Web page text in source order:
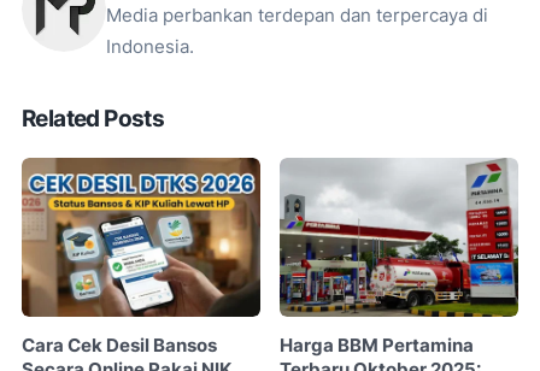
Media perbankan terdepan dan terpercaya di
Indonesia.
Related Posts
Cara Cek Desil Bansos
Harga BBM Pertamina